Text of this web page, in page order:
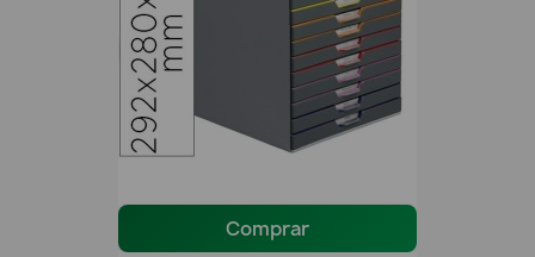
Comprar